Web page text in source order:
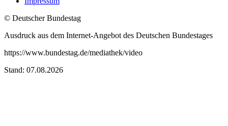
© Deutscher Bundestag
Ausdruck aus dem Internet-Angebot des Deutschen Bundestages
https://www.bundestag.de/mediathek/video
Stand: 07.08.2026